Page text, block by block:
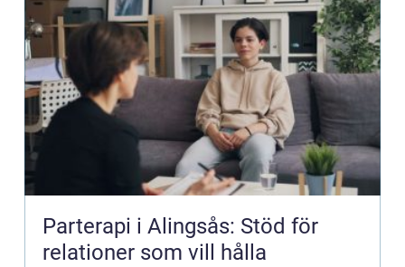
Parterapi i Alingsås: Stöd för
relationer som vill hålla